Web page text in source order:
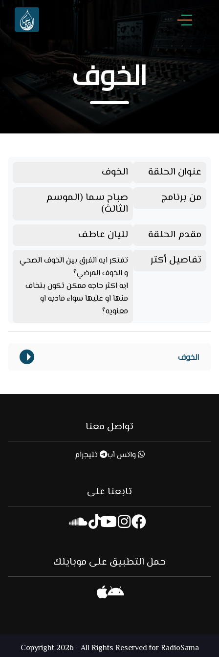
الخوف
عنوان الحلقة
الخوف
من برنامج
صباح سما (الموسم
الثالث)
مقدم الحلقة
لليان عاطف
تفاصيل أكتر
تفتكر ايه الفرق بين الخوف الصحي
و الخوف المرضي؟
ايه اكثر حاجه ممكن تكون بتخاف
منها او عليها سواء ماديه او
معنويه؟
الخوف
تواصل معنا
واتس آب تليجرام
تابعنا على
حمل التطبيق على موبايلك
Copyright 2026 - All Rights Reserved for RadioSama